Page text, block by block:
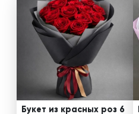
Букет из красных роз 6